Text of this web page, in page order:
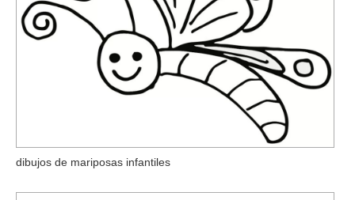
dibujos de mariposas infantiles